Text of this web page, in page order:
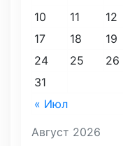
Август 2026
« Июл
10
11 12
17
18 19
24
25 26
31